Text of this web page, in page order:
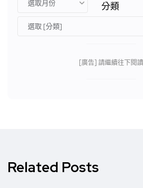
分類
[廣告] 請繼續往下閱讀
Related Posts